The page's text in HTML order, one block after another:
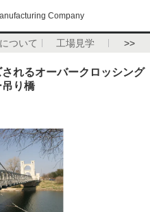
Company
ついて 工場見学 >>
れるオーバークロッシング
り橋